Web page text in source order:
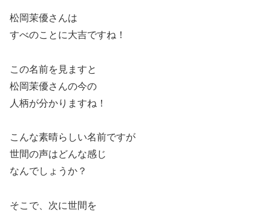
松岡茉優さんは
すべのことに大吉ですね！
この名前を見ますと
松岡茉優さんの今の
人柄が分かりますね！
こんな素晴らしい名前ですが
世間の声はどんな感じ
なんでしょうか？
そこで、次に世間を